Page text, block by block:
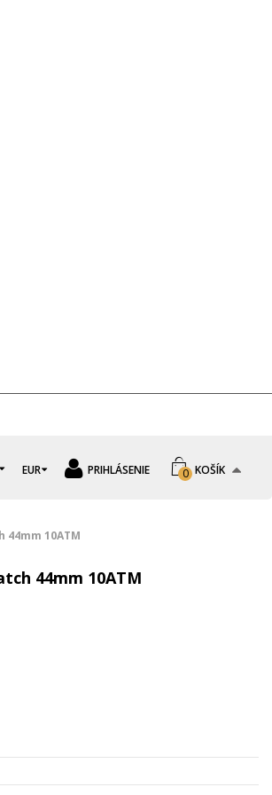
EUR PRIHLÁSENIE KOŠÍK
0
44mm 10ATM
44mm 10ATM